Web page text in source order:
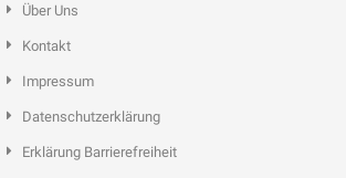
Über Uns
Kontakt
Impressum
Datenschutzerklärung
Erklärung Barrierefreiheit